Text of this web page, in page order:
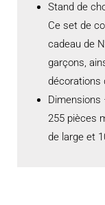
Stand de
Ce set de
cadeau de
garçons,
décorations
255 pièces
de large et